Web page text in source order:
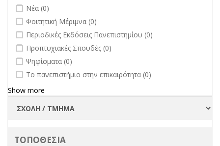
undefined
Νέα (0)
undefined
Φοιτητική Μέριμνα (0)
undefined
Περιοδικές Εκδόσεις Πανεπιστημίου (0)
undefined
Προπτυχιακές Σπουδές (0)
undefined
Ψηφίσματα (0)
undefined
Το πανεπιστήμιο στην επικαιρότητα (0)
Show more
ΤΟΠΟΘΕΣΙΑ